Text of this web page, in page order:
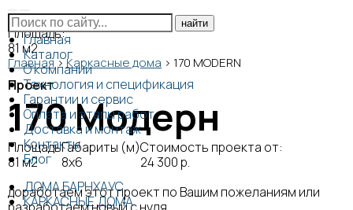
Главная
Каталог
О компании
Технология и спецификация
Гарантии и сервис
Оплата и этапы работ
Доставка и монтаж
Контакты
Блог
ДОМА БАРНХАУС
КАРКАСНЫЕ ДОМА
Площадь:
81 м2
Главная>Каркасные дома > 170 MODERN
Проект
170 Модерн
Площадь
81 м2
Габариты (м)
8х6
Стоимость проекта от:
24 300 р.
доработаем этот проект по Вашим пожеланиям или